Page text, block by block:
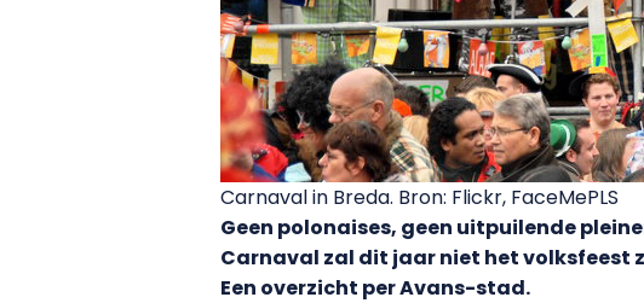
Carnaval in Breda. Bron: Flickr, FaceMePLS
Geen polonaises, geen uitpuilende
Carnaval zal dit jaar niet het volksfeest
Een overzicht per Avans-stad.